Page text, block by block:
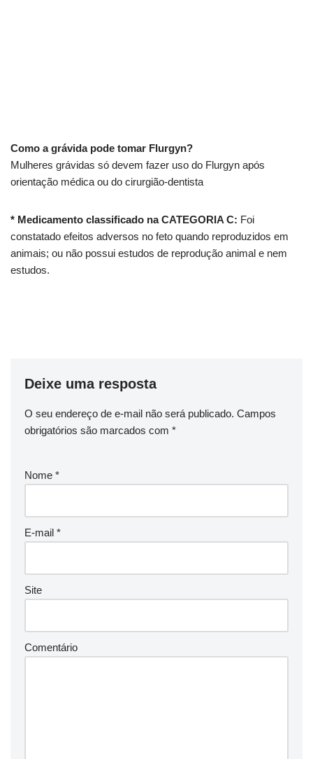
Como a grávida pode tomar Flurgyn?
Mulheres grávidas só devem fazer uso do Flurgyn após
orientação médica ou do cirurgião-dentista
* Medicamento classificado na CATEGORIA C: Foi
constatado efeitos adversos no feto quando reproduzidos em
animais; ou não possui estudos de reprodução animal e nem
estudos.
Deixe uma resposta
O seu endereço de e-mail não será publicado. Campos
obrigatórios são marcados com *
Nome *
E-mail *
Site
Comentário